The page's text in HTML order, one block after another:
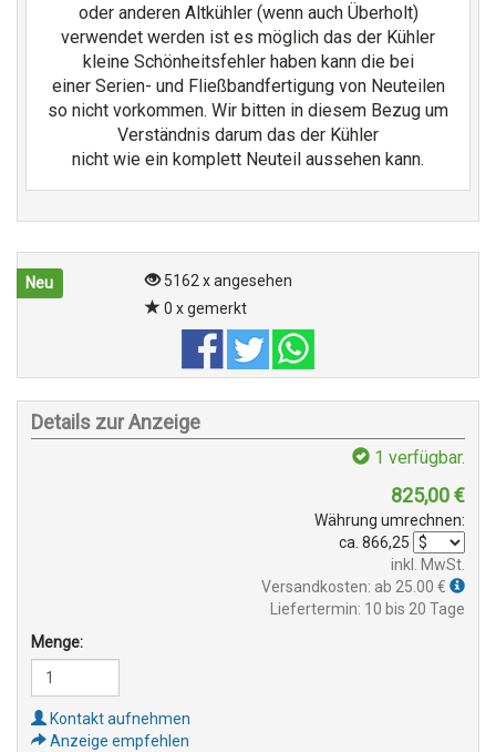
oder anderen Altkühler (wenn auch Überholt)
verwendet werden ist es möglich das der Kühler
kleine Schönheitsfehler haben kann die bei
einer Serien- und Fließbandfertigung von Neuteilen
so nicht vorkommen. Wir bitten in diesem Bezug um
Verständnis darum das der Kühler
nicht wie ein komplett Neuteil aussehen kann.
Neu
5162 x angesehen
0 x gemerkt
Details zur Anzeige
1 verfügbar.
825,00€
Währung umrechnen:
ca. 866,25
inkl. MwSt.
Versandkosten: ab 25.00 €
Liefertermin: 10 bis 20 Tage
Menge:
Kontakt aufnehmen
Anzeige empfehlen